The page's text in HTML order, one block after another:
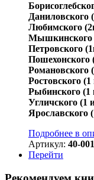
Даниловского
Любимского
Мышкинского
Петровского
Пошехонского
Романовского
Ростовского (1
Рыбинского (1
Угличского (1
Ярославского
Подробнее в
Артикул: 40-001
Перейти